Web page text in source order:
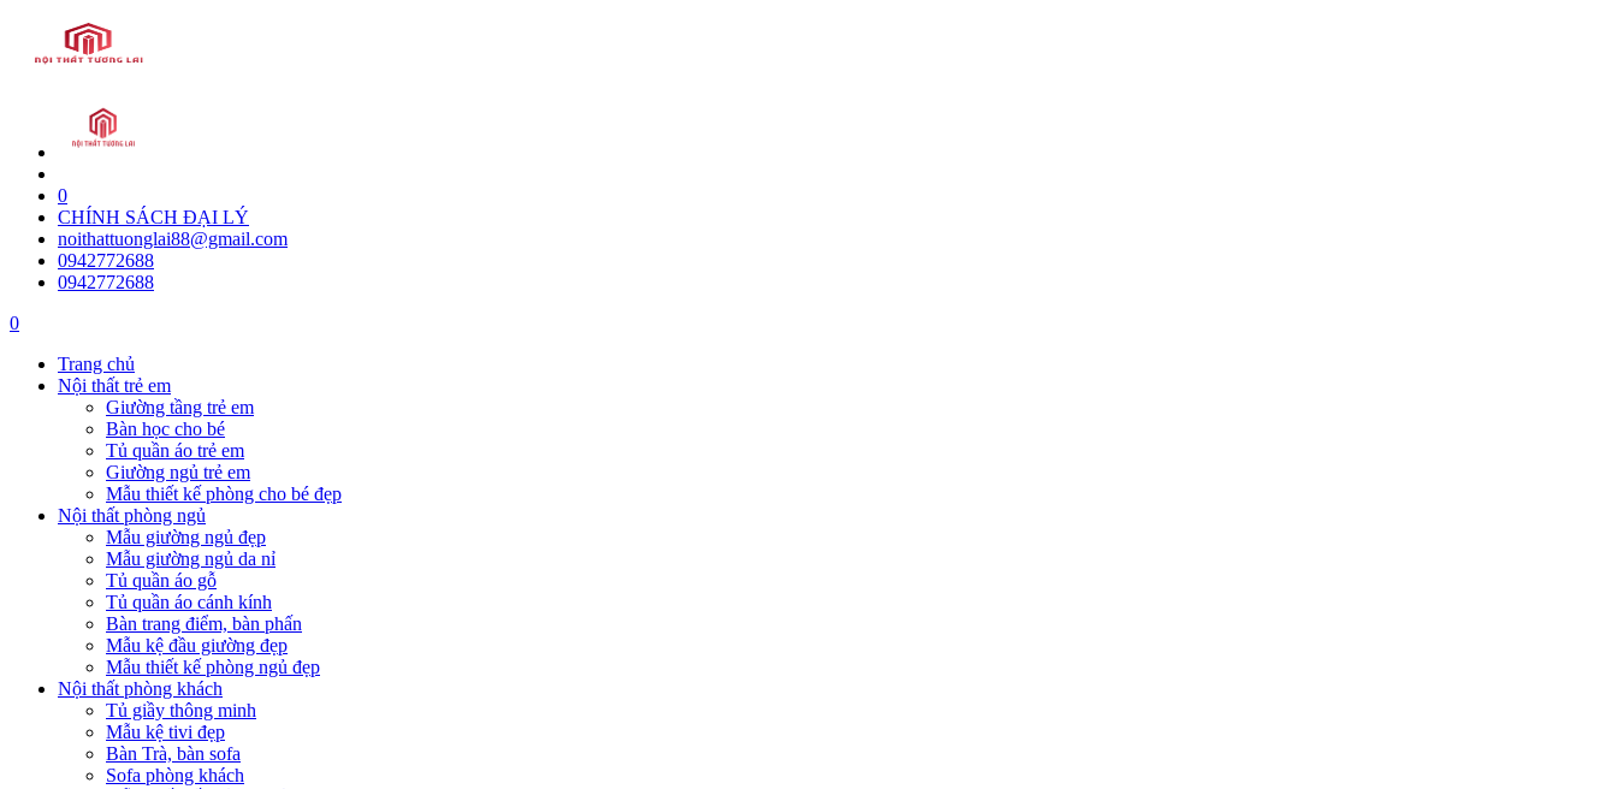
0
CHÍNH SÁCH ĐẠI LÝ
noithattuonglai88@gmail.com
0942772688
0942772688
0
Trang chủ
Nội thất trẻ em
Giường tầng trẻ em
Bàn học cho bé
Tủ quần áo trẻ em
Giường ngủ trẻ em
Mẫu thiết kế phòng cho bé đẹp
Nội thất phòng ngủ
Mẫu giường ngủ đẹp
Mẫu giường ngủ da nỉ
Tủ quần áo gỗ
Tủ quần áo cánh kính
Bàn trang điểm, bàn phấn
Mẫu kệ đầu giường đẹp
Mẫu thiết kế phòng ngủ đẹp
Nội thất phòng khách
Tủ giầy thông minh
Mẫu kệ tivi đẹp
Bàn Trà, bàn sofa
Sofa phòng khách